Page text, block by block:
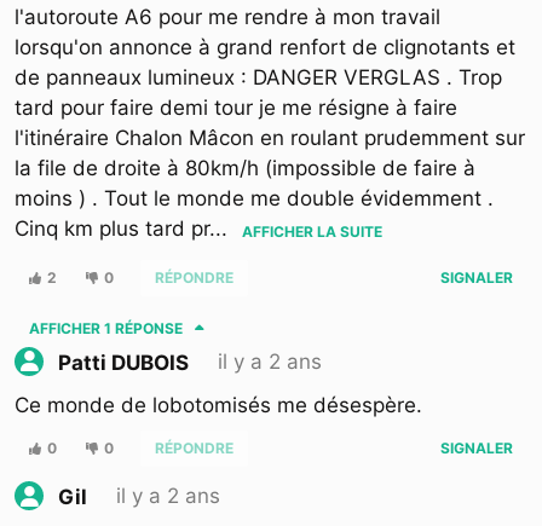
l'autoroute A6 pour me rendre à mon travail
lorsqu'on annonce à grand renfort de clignotants et
de panneaux lumineux : DANGER VERGLAS . Trop
tard pour faire demi tour je me résigne à faire
l'itinéraire Chalon Mâcon en roulant prudemment sur
la file de droite à 80km/h (impossible de faire à
moins ) . Tout le monde me double évidemment .
Cinq km plus tard pr... AFFICHER LA SUITE
2 0 RÉPONDRE SIGNALER
AFFICHER 1 RÉPONSE
Patti DUBOIS
il y a 2 ans
Ce monde de lobotomisés me désespère.
0 0 RÉPONDRE SIGNALER
Gil
il y a 2 ans